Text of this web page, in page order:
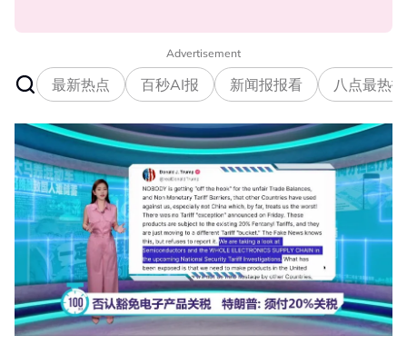
Advertisement
最新热点 百秒AI报 新闻报报看 八点最热报